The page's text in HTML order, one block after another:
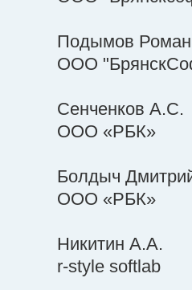
Подымов Роман
ООО
Сенченков А.С.
ООО «РБК»
Болдыч
ООО «РБК»
Никитин А.А.
r-style softlab